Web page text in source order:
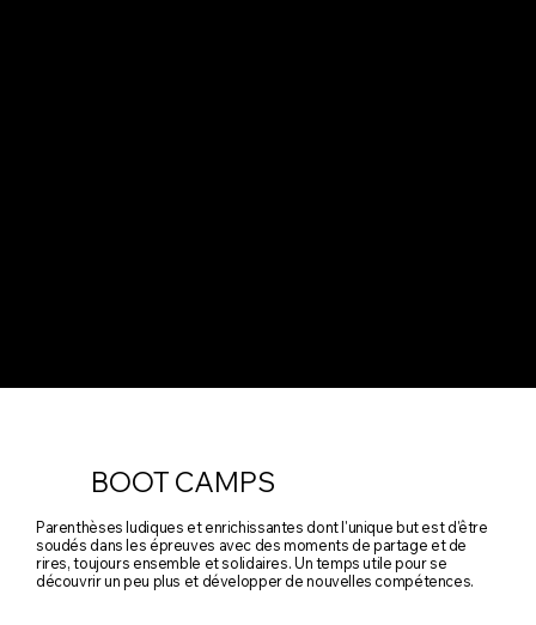
BOOT CAMPS
Parenthèses ludiques et enrichissantes dont l'unique but est d'être
soudés dans les épreuves avec des moments de partage et de
rires, toujours ensemble et solidaires. Un temps utile pour se
découvrir un peu plus et développer de nouvelles compétences.